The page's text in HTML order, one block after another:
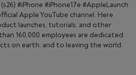
#iPhone #iPhone17e #AppleLaunch
Apple YouTube channel. Here
launches, tutorials, and other
160,000 employees are dedicated
on earth, and to leaving the world